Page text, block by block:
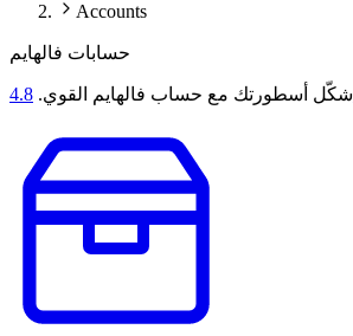
Accounts
حسابات فالهايم
شكّل أسطورتك مع حساب فالهايم القوي. 4.8